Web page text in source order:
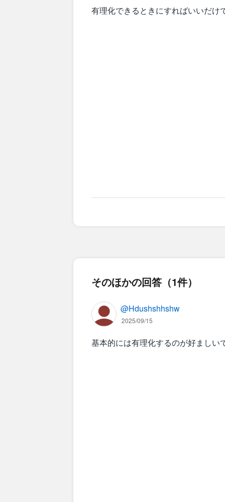
有理化できるときにすればいいだけ
そのほかの回答（1件）
@Hdushshhshw
2025/09/15
基本的には有理化するのが好ましい